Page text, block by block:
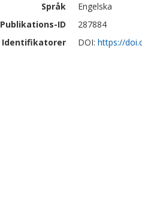
Språk
Engelska
Publikations-ID
287884
Identifikatorer
DOI: https://